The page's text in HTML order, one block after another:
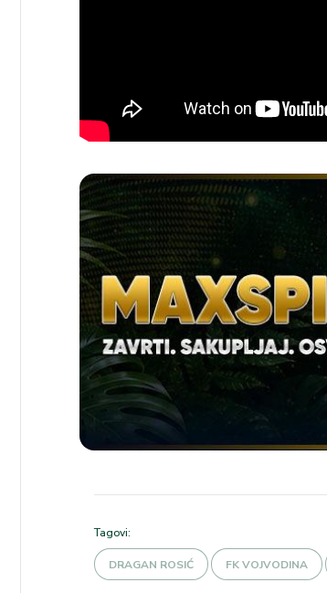
Tagovi:
DRAGAN ROSIĆ FK VOJVODINA